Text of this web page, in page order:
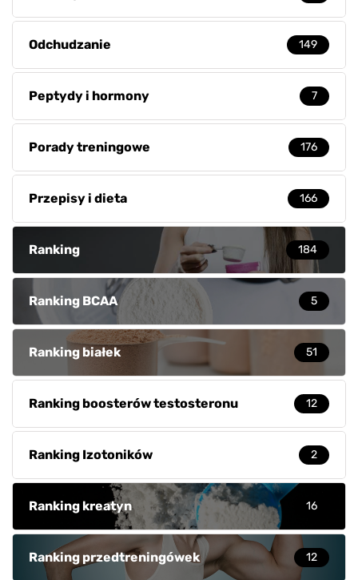
Odchudzanie 149
Peptydy i hormony 7
Porady treningowe 176
Przepisy i dieta 166
Ranking 184
Ranking BCAA 5
Ranking białek 51
Ranking boosterów testosteronu 12
Ranking Izotoników 2
Ranking kreatyn 16
Ranking przedtreningówek 12